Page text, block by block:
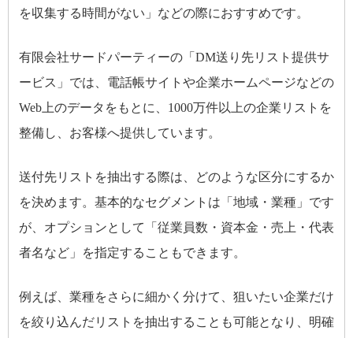
を収集する時間がない」などの際におすすめです。
有限会社サードパーティーの「DM送り先リスト提供サ
ービス」では、電話帳サイトや企業ホームページなどの
Web上のデータをもとに、1000万件以上の企業リストを
整備し、お客様へ提供しています。
送付先リストを抽出する際は、どのような区分にするか
を決めます。基本的なセグメントは「地域・業種」です
が、オプションとして「従業員数・資本金・売上・代表
者名など」を指定することもできます。
例えば、業種をさらに細かく分けて、狙いたい企業だけ
を絞り込んだリストを抽出することも可能となり、明確